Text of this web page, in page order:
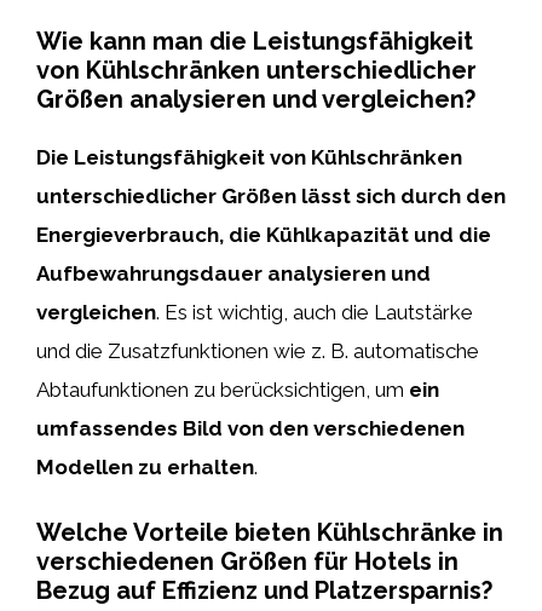
Wie kann man die Leistungsfähigkeit
von Kühlschränken unterschiedlicher
Größen analysieren und vergleichen?
Die Leistungsfähigkeit von Kühlschränken
unterschiedlicher Größen lässt sich durch den
Energieverbrauch, die Kühlkapazität und die
Aufbewahrungsdauer analysieren und
vergleichen. Es ist wichtig, auch die Lautstärke
und die Zusatzfunktionen wie z. B. automatische
Abtaufunktionen zu berücksichtigen, um ein
umfassendes Bild von den verschiedenen
Modellen zu erhalten.
Welche Vorteile bieten Kühlschränke in
verschiedenen Größen für Hotels in
Bezug auf Effizienz und Platzersparnis?